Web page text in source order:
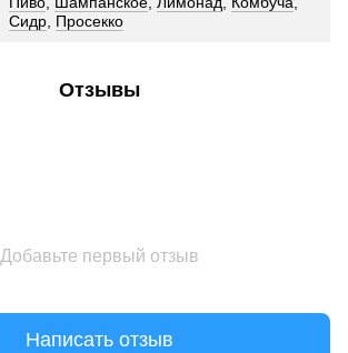
Сидр Просекко
Отзывы
Добавьте первый отзыв
Написать отзыв